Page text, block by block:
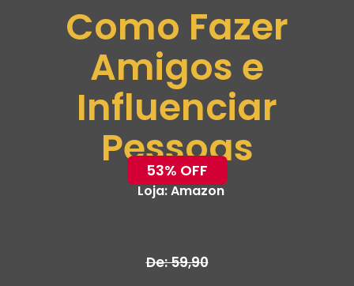
Como Fazer
Amigos e
Influenciar
Pessoas
53% OFF
Loja:Amazon
De: 59,90